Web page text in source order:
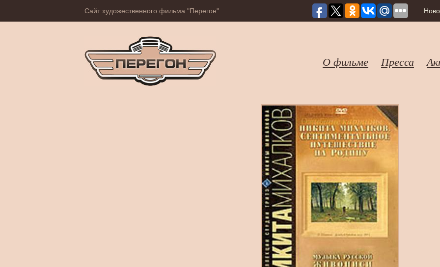
Сайт художественного фильма "Перегон"
О фильме Пресса